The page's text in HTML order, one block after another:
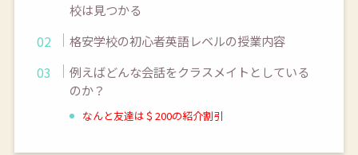
校は見つかる
格安学校の初心者英語レベルの授業内容
例えばどんな会話をクラスメイトとしている
のか？
なんと友達は＄200の紹介割引